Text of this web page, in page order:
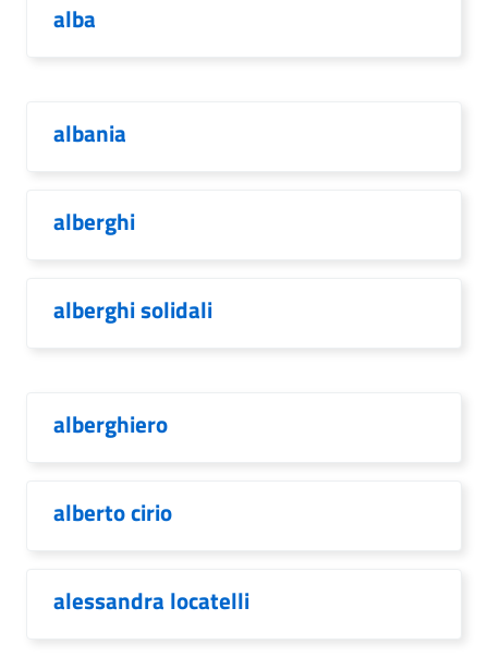
alba
albania
alberghi
alberghi solidali
alberghiero
alberto cirio
alessandra locatelli